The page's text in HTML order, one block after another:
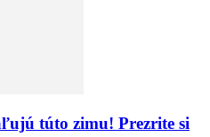
túto zimu! Prezrite si